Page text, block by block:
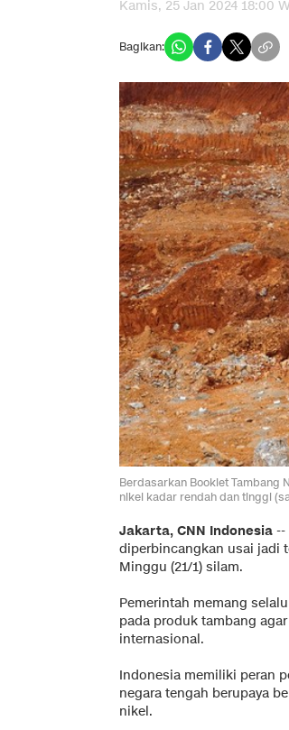
Kamis, 25 Jan 2024 18:00
Bagikan:
Berdasarkan Booklet Tambang
nikel kadar rendah dan tinggi
Jakarta, CNN Indonesia --
diperbincangkan usai jadi
Minggu (21/1) silam.
Pemerintah memang
pada produk tambang
internasional.
Indonesia memiliki peran
negara tengah berupaya
nikel.